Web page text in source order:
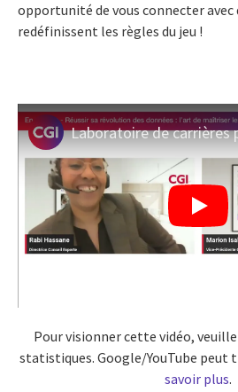
opportunité de vous connecter avec
redéfinissent les règles du jeu !
Pour visionner cette vidéo,
statistiques. Google/YouTube peut
savoir plus.